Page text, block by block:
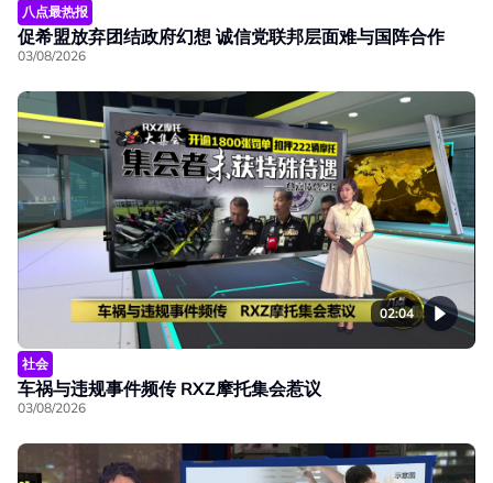
八点最热报
促希盟放弃团结政府幻想 诚信党联邦层面难与国阵合作
03/08/2026
02:04
社会
车祸与违规事件频传 RXZ摩托集会惹议
03/08/2026